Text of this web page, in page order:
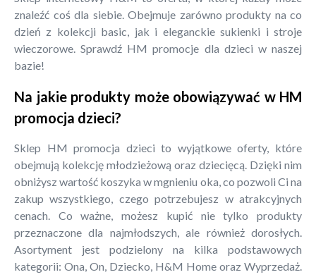
znaleźć coś dla siebie. Obejmuje zarówno produkty na co
dzień z kolekcji basic, jak i eleganckie sukienki i stroje
wieczorowe. Sprawdź HM promocje dla dzieci w naszej
bazie!
Na jakie produkty może obowiązywać w HM
promocja dzieci?
Sklep HM promocja dzieci to wyjątkowe oferty, które
obejmują kolekcję młodzieżową oraz dziecięcą. Dzięki nim
obniżysz wartość koszyka w mgnieniu oka, co pozwoli Ci na
zakup wszystkiego, czego potrzebujesz w atrakcyjnych
cenach. Co ważne, możesz kupić nie tylko produkty
przeznaczone dla najmłodszych, ale również dorosłych.
Asortyment jest podzielony na kilka podstawowych
kategorii: Ona, On, Dziecko, H&M Home oraz Wyprzedaż.